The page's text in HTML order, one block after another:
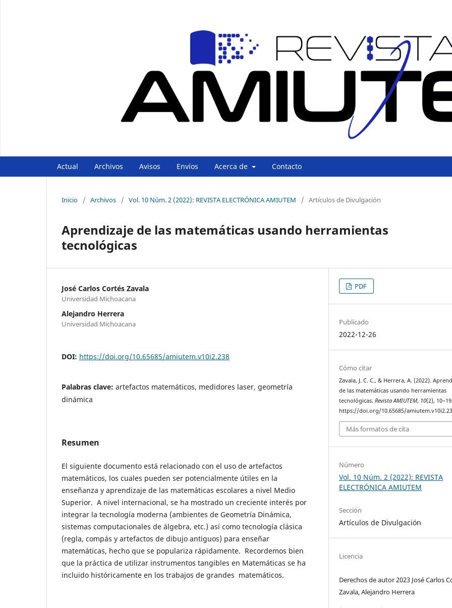
Actual Archivos Avisos Envíos Acerca de Contacto
Inicio / Archivos / Vol. 10 Núm. 2 (2022): REVISTA ELECTRÓNICA AMIUTEM / Artículos de Divulgación
Aprendizaje de las matemáticas usando herramientas
tecnológicas
José Carlos Cortés Zavala
Universidad Michoacana
Alejandro Herrera
Universidad Michoacana
DOI: https://doi.org/10.65685/amiutem.v10i2.238
Palabras clave: artefactos matemáticos, medidores laser, geometría
dinámica
Resumen
El siguiente documento está relacionado con el uso de artefactos
matemáticos, los cuales pueden ser potencialmente útiles en la
enseñanza y aprendizaje de las matemáticas escolares a nivel Medio
Superior. A nivel internacional, se ha mostrado un creciente interés por
integrar la tecnología moderna (ambientes de Geometría Dinámica,
sistemas computacionales de álgebra, etc.) así como tecnología clásica
(regla, compás y artefactos de dibujo antiguos) para enseñar
matemáticas, hecho que se populariza rápidamente. Recordemos bien
que la práctica de utilizar instrumentos tangibles en Matemáticas se ha
incluido históricamente en los trabajos de grandes matemáticos.
PDF
Publicado
2022-12-26
Cómo citar
Zavala, J. C. C., & Herrera, A. (2022).
de las matemáticas usando herramientas
tecnológicas.Revista AMIUTEM, 10(2), 10–19.
https://doi.org/10.65685/
Más formatos de cita
Número
Vol. 10 Núm. 2 (2022): REVISTA
ELECTRÓNICA AMIUTEM
Sección
Artículos de Divulgación
Licencia
Derechos de autor 2023 José Carlos
Zavala, Alejandro Herrera